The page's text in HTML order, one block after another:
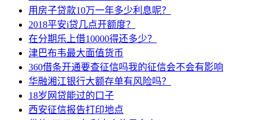
用房子贷款10万一年多少利息呢？
2018平安i贷几点开额度？
在分期乐上借10000得还多少？
津巴布韦最大面值货币
360借条开通要查征信吗我的征信会不会有影响
华融湘江银行大额存单有风险吗？
18岁网贷能过的口子
西安征信报告打印地点